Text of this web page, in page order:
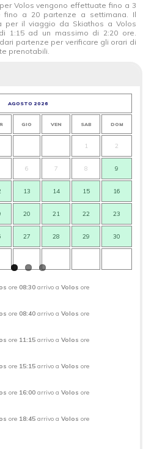
Volos vengono effettuate fino a 3
fino a 20 partenze a settimana. Il
per il viaggio da Skiathos a Volos
1:15 ad un massimo di 2:20 ore.
partenze per verificare gli orari di
prenotabili.
AGOSTO 2026
GIO VEN SAB DOM
1 2
6 7 8 9
13 14 15 16
20 21 22 23
27 28 29 30
ore08:30 arrivo aVolos ore
ore08:40 arrivo aVolos ore
ore 11:15 arrivo aVolos ore
ore 15:15 arrivo aVolos ore
ore 16:00 arrivo aVolos ore
ore 18:45 arrivo aVolos ore